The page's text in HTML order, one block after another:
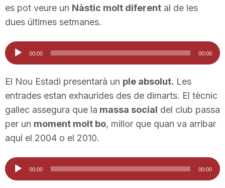
n
a
es pot veure un Nàstic molt diferent al de les
dues últimes setmanes.
Reproductor
d'àudio
00:00 00:00
El Nou Estadi presentarà un ple absolut. Les
entrades estan exhaurides des de dimarts. El tècnic
gallec assegura que la massa social del club passa
per un moment molt bo, millor que quan va arribar
aquí el 2004 o el 2010.
Reproductor
d'àudio
00:00 00:00